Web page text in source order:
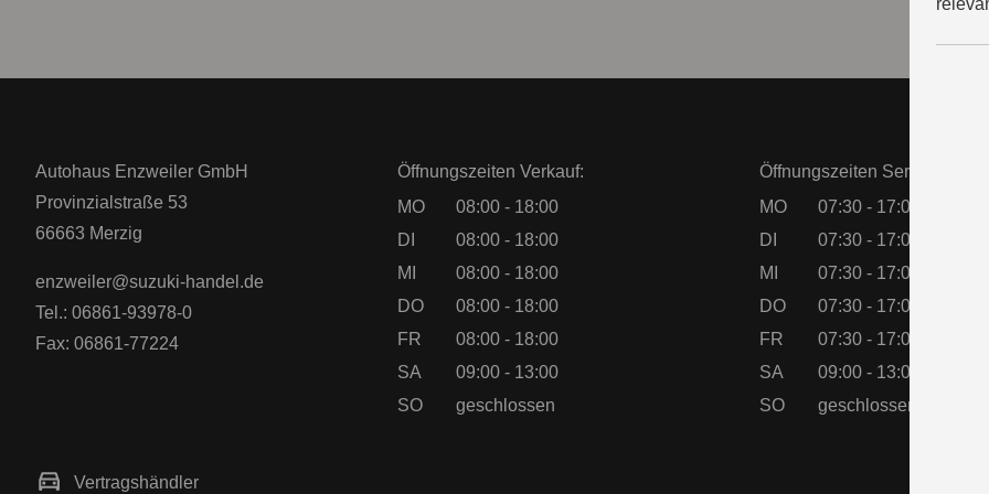
Autohaus Enzweiler GmbH
Provinzialstraße 53
66663 Merzig
enzweiler@suzuki-handel.de
Tel.: 06861-93978-0
Fax: 06861-77224
Öffnungszeiten Verkauf:
MO
08:00 - 18:00
DI
08:00 - 18:00
MI
08:00 - 18:00
DO
08:00 - 18:00
FR
08:00 - 18:00
SA
09:00 - 13:00
SO
geschlossen
Öffnungszeiten Service:
MO
07:30 - 17:00
DI
07:30 - 17:00
MI
07:30 - 17:00
DO
07:30 - 17:00
FR
07:30 - 17:00
SA
09:00 - 13:00
SO
geschlossen
Vertragshändler